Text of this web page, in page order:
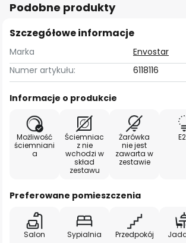
Podobne produkty
Szczegółowe informacje
Marka
Envostar
Numer artykułu:
6118116
Informacje o produkcie
Możliwość
ściemniani
a
Ściemniac
z nie
wchodzi w
skład
zestawu
Żarówka
nie jest
zawarta w
zestawie
Preferowane pomieszczenia
Salon Sypialnia Przedpokój